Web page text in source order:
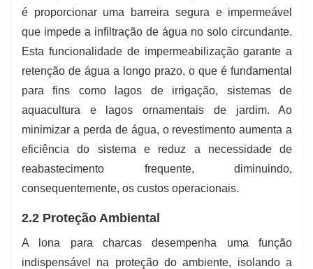
é proporcionar uma barreira segura e impermeável
que impede a infiltração de água no solo circundante.
Esta funcionalidade de impermeabilização garante a
retenção de água a longo prazo, o que é fundamental
para fins como lagos de irrigação, sistemas de
aquacultura e lagos ornamentais de jardim. Ao
minimizar a perda de água, o revestimento aumenta a
eficiência do sistema e reduz a necessidade de
reabastecimento frequente, diminuindo,
consequentemente, os custos operacionais.
2.2 Proteção Ambiental
A lona para charcas desempenha uma função
indispensável na proteção do ambiente, isolando a